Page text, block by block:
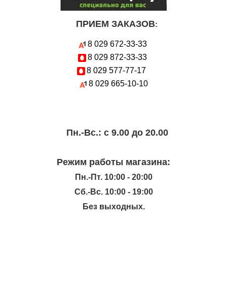
ПРИЕМ ЗАКАЗОВ:
8 029 672-33-33
8 029 872-33-33
8 029 577-77-17
8 029 665-10-10
Пн.-Вc.: с 9.00 до 20.00
Режим работы магазина:
Пн.-Пт. 10:00 - 20:00
Сб.-Вс. 10:00 - 19:00
Без выходных.